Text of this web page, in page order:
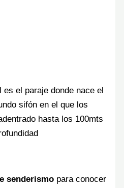
es el paraje donde nace el
sifón en el que los
hasta los 100mts
senderismo para conocer